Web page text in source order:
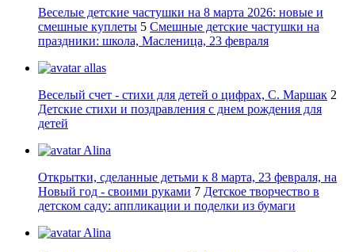
Веселые детские частушки на 8 марта 2026: новые и
смешные куплеты 5 Смешные детские частушки на
праздники: школа, Масленица, 23 февраля
allas
Веселый счет - стихи для детей о цифрах, С. Маршак 2
Детские стихи и поздравления с днем рождения для
детей
Alina
Открытки, сделанные детьми к 8 марта, 23 февраля, на
Новый год - своими руками 7 Детское творчество в
детском саду: аппликации и поделки из бумаги
Alina